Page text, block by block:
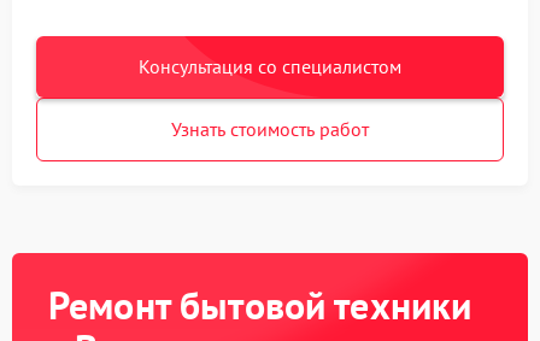
Консультация со специалистом
Узнать стоимость работ
Ремонт бытовой техники